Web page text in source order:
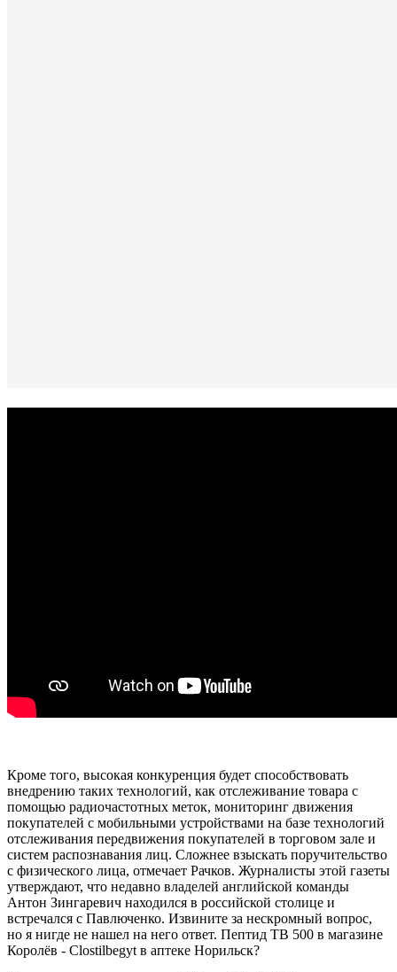
Кроме того, высокая конкуренция будет способствовать
внедрению таких технологий, как отслеживание товара с
помощью радиочастотных меток, мониторинг движения
покупателей с мобильными устройствами на базе технологий
отслеживания передвижения покупателей в торговом зале и
систем распознавания лиц. Сложнее взыскать поручительство
с физического лица, отмечает Рачков. Журналисты этой газеты
утверждают, что недавно владелей английской команды
Антон Зингаревич находился в российской столице и
встречался с Павлюченко. Извините за нескромный вопрос,
но я нигде не нашел на него ответ. Пептид TB 500 в магазине
Королёв - Clostilbegyt в аптеке Норильск?